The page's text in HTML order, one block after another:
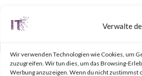
Verwalte
Wir verwenden Technologien wie Cookies, um
zuzugreifen. Wir tun dies, um das Browsing-
Werbung anzuzeigen. Wenn du nicht
previously known as
to provide secure